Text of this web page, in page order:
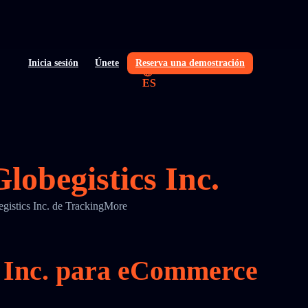
Inicia sesión Únete Reserva una demostración
ES
Inc.
Inc. de TrackingMore
para eCommerce